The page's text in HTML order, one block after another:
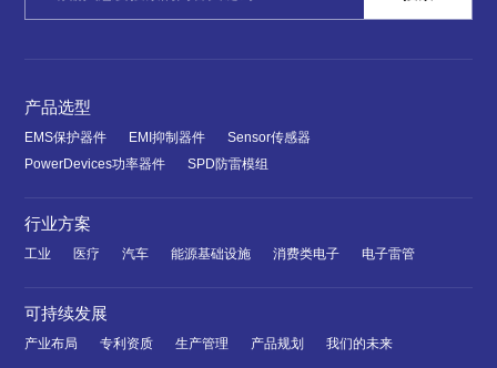
产品选型
EMS保护器件 EMI抑制器件
Sensor传感器
PowerDevices功率器件
SPD防雷模组
行业方案
工业 医疗 汽车 能源基础设施 消费类电子 电子雷管
可持续发展
产业布局 专利资质 生产管理 产品规划 我们的未来